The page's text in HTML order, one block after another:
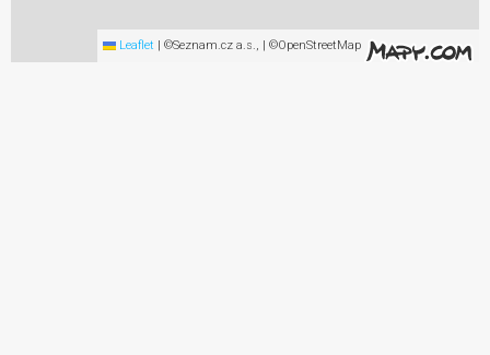
Leaflet | ©Seznam.cz a.s., | ©OpenStreetMap